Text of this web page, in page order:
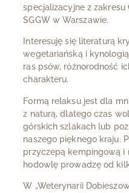
specjalizacyjne z zakresu
SGGW w Warszawie.
Interesuję się literaturą
wegetariańską i
ras psów, różnorodność
charakteru.
Formą relaksu jest dla
z naturą, dlatego czas
górskich szlakach lub
naszego pięknego kraju.
przyczepą kempingową i
hodowlę prowadzę od
W „Weterynarii